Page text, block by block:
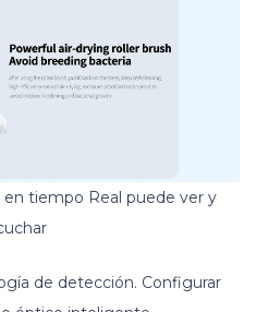
tiempo Real puede ver y
de detección. Configurar